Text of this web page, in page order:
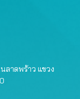
ลาดพร้าว แขวง